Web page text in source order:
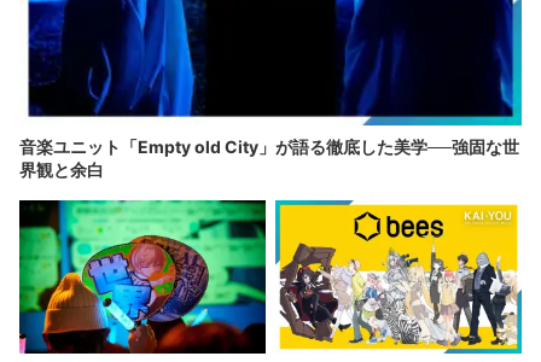
音楽ユニット「Empty old City」が語る徹底した美学──強固な世
界観と余白